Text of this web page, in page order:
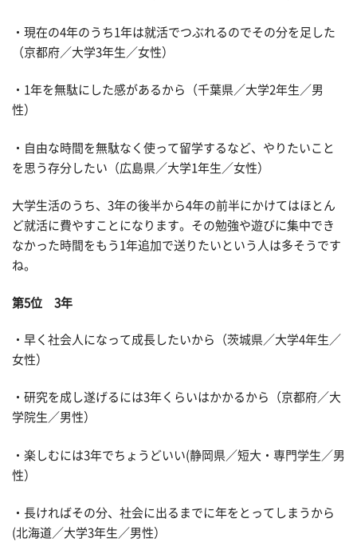
・現在の4年のうち1年は就活でつぶれるのでその分を足した
（京都府／大学3年生／女性）
・1年を無駄にした感があるから（千葉県／大学2年生／男
性）
・自由な時間を無駄なく使って留学するなど、やりたいこと
を思う存分したい（広島県／大学1年生／女性）
大学生活のうち、3年の後半から4年の前半にかけてはほとん
ど就活に費やすことになります。その勉強や遊びに集中でき
なかった時間をもう1年追加で送りたいという人は多そうです
ね。
第5位 3年
・早く社会人になって成長したいから（茨城県／大学4年生／
女性）
・研究を成し遂げるには3年くらいはかかるから（京都府／大
学院生／男性）
・楽しむには3年でちょうどいい(静岡県／短大・専門学生／男
性）
・長ければその分、社会に出るまでに年をとってしまうから
(北海道／大学3年生／男性）